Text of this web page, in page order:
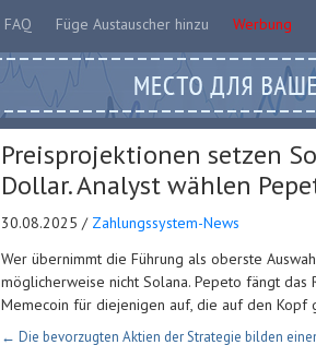
FAQ Füge Austauscher hinzu Werbung
Preisprojektionen setzen
Dollar. Analyst wählen
30.08.2025 / Zahlungssystem-News
Wer übernimmt die Führung als oberste
möglicherweise nicht Solana. Pepeto fängt
Memecoin für diejenigen auf, die auf den
← Die bevorzugten Aktien der Strategie bilden